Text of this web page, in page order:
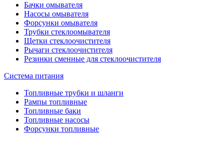
Бачки омывателя
Насосы омывателя
Форсунки омывателя
Трубки стеклоомывателя
Щетки стеклоочистителя
Рычаги стеклоочистителя
Резинки сменные для стеклоочистителя
Система питания
Топливные трубки и шланги
Рампы топливные
Топливные баки
Топливные насосы
Форсунки топливные